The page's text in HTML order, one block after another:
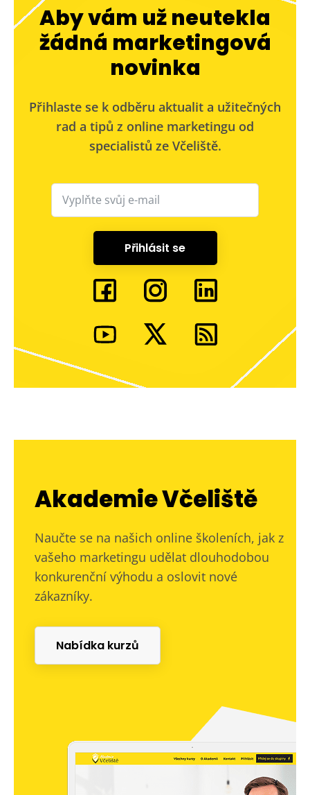
Aby vám už neutekla
žádná marketingová
novinka
Přihlaste se k odběru aktualit a užitečných
rad a tipů z online marketingu od
specialistů ze Včeliště.
Přihlásit se
Akademie Včeliště
Naučte se na našich online školeních, jak z
vašeho marketingu udělat dlouhodobou
konkurenční výhodu a oslovit nové
zákazníky.
Nabídka kurzů